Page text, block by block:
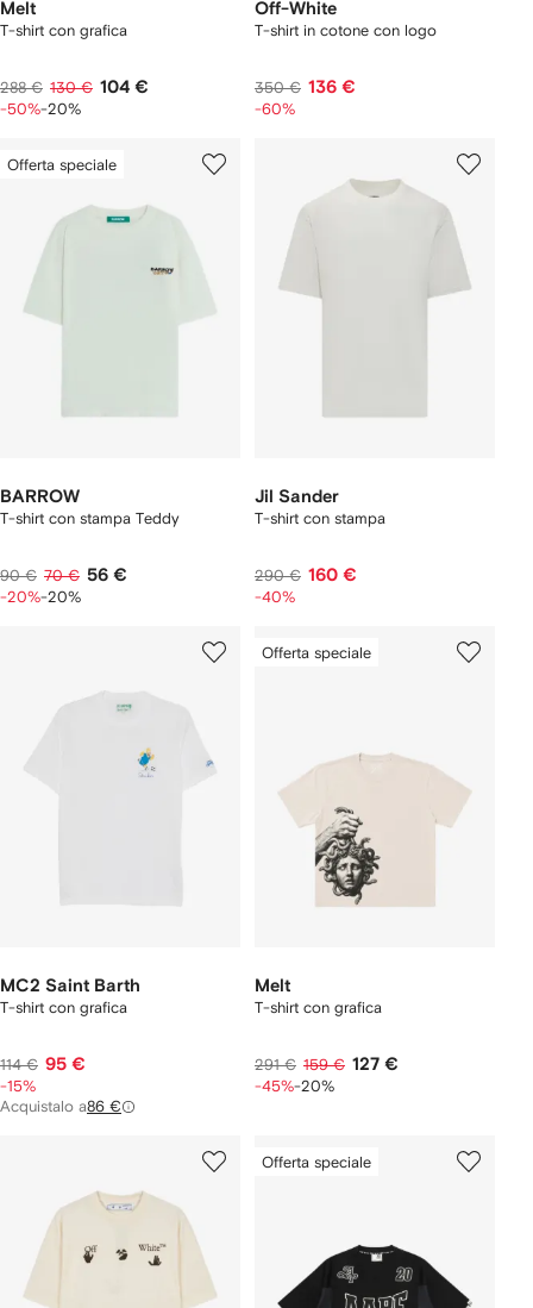
Melt
T-shirt con grafica
288 € 130 € 104 €
-50%-20%
Off-White
T-shirt in cotone con logo
350 € 136 €
-60%
Offerta speciale
BARROW
T-shirt con stampa Teddy
90 € 70 € 56 €
-20%-20%
Jil Sander
T-shirt con stampa
290 € 160 €
-40%
MC2 Saint Barth
T-shirt con grafica
114 € 95 €
-15%
Acquistalo a86 €
Offerta speciale
Melt
T-shirt con grafica
291 € 159 € 127 €
-45%-20%
Offerta speciale